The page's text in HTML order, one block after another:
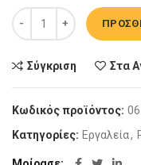
Professional Κρουστικό
Σύγκριση Στα
Κωδικός προϊόντος:
Κατηγορίες: Εργαλεία,